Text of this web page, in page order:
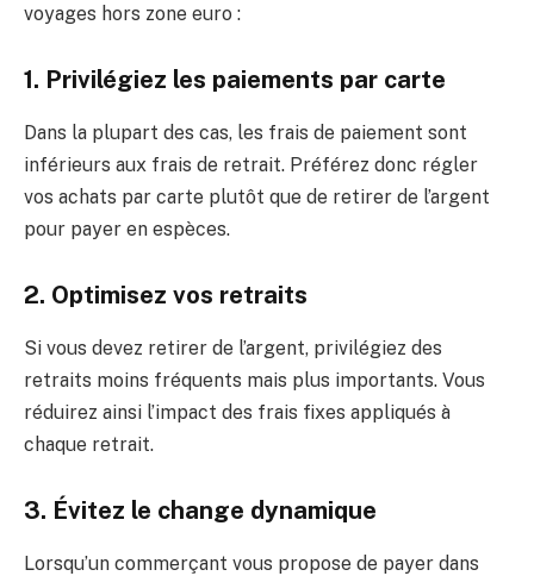
voyages hors zone euro :
1. Privilégiez les paiements par carte
Dans la plupart des cas, les frais de paiement sont
inférieurs aux frais de retrait. Préférez donc régler
vos achats par carte plutôt que de retirer de l’argent
pour payer en espèces.
2. Optimisez vos retraits
Si vous devez retirer de l’argent, privilégiez des
retraits moins fréquents mais plus importants. Vous
réduirez ainsi l’impact des frais fixes appliqués à
chaque retrait.
3. Évitez le change dynamique
Lorsqu’un commerçant vous propose de payer dans